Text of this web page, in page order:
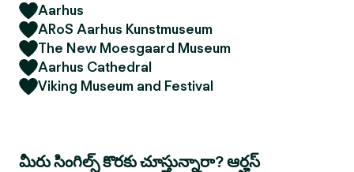
Aarhus
ARoS Aarhus Kunstmuseum
The New Moesgaard Museum
Aarhus Cathedral
Viking Museum and Festival
మీరు సింగిల్స్ కొరకు చూస్తున్నారా? ఆర్హస్